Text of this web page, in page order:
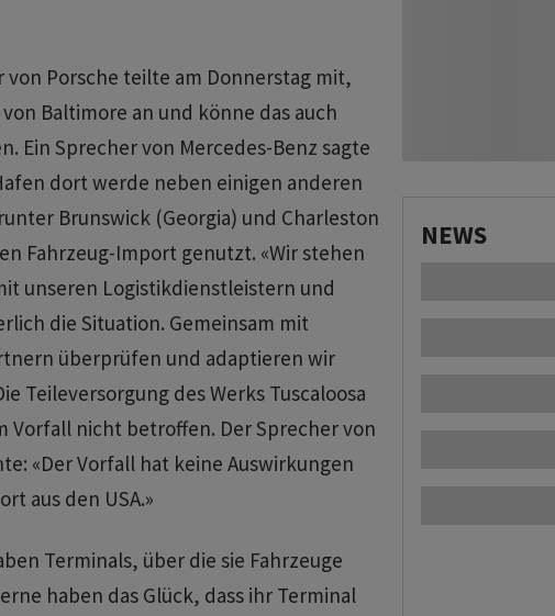
von Porsche teilte am Donnerstag mit,
Baltimore an und könne das auch
Ein Sprecher von Mercedes-Benz sagte
dort werde neben einigen anderen
Brunswick (Georgia) und Charleston
Fahrzeug-Import genutzt. «Wir stehen
unseren Logistikdienstleistern und
die Situation. Gemeinsam mit
überprüfen und adaptieren wir
Teileversorgung des Werks Tuscaloosa
Vorfall nicht betroffen. Der Sprecher von
«Der Vorfall hat keine Auswirkungen
aus den USA.»
Terminals, über die sie Fahrzeuge
haben das Glück, dass ihr Terminal
NEWS